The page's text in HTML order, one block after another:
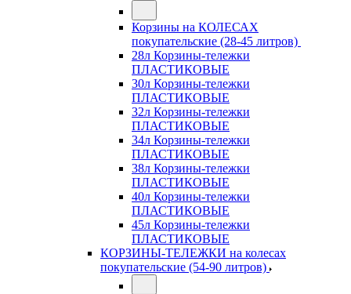
Корзины на КОЛЕСАХ
покупательские (28-45 литров)
28л Корзины-тележки
ПЛАСТИКОВЫЕ
30л Корзины-тележки
ПЛАСТИКОВЫЕ
32л Корзины-тележки
ПЛАСТИКОВЫЕ
34л Корзины-тележки
ПЛАСТИКОВЫЕ
38л Корзины-тележки
ПЛАСТИКОВЫЕ
40л Корзины-тележки
ПЛАСТИКОВЫЕ
45л Корзины-тележки
ПЛАСТИКОВЫЕ
КОРЗИНЫ-ТЕЛЕЖКИ на колесах
покупательские (54-90 литров)